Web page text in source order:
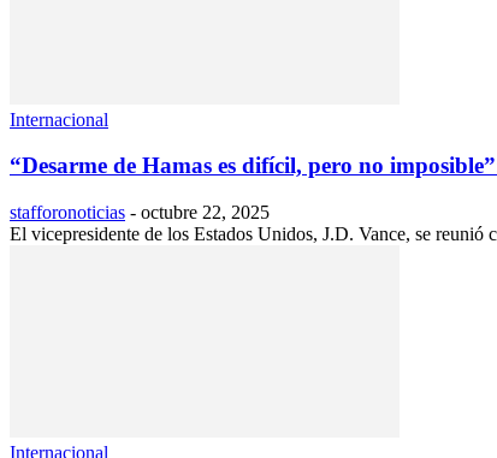
Internacional
“Desarme de Hamas es difícil, pero no
stafforonoticias - octubre 22, 2025
El vicepresidente de los Estados Unidos, J.D. Vance, se
Internacional